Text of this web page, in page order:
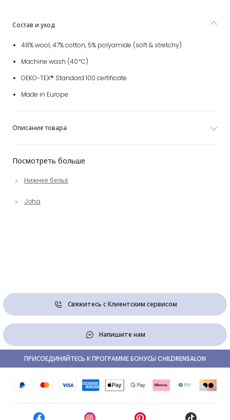
Посмотреть больше
Нижнее бельё
Joha
Состав и уход
48% wool, 47% cotton, 5% polyamide (soft & stretchy)
Machine wash (40*C)
OEKO-TEX® Standard 100 certificate
Made in Europe
Описание товара
Свяжитесь с Клиентским сервисом
Напишите нам
ПРИСОЕДИНЯЙТЕСЬ К ПРОГРАММЕ БОНУСЫ CHILDRENSALON